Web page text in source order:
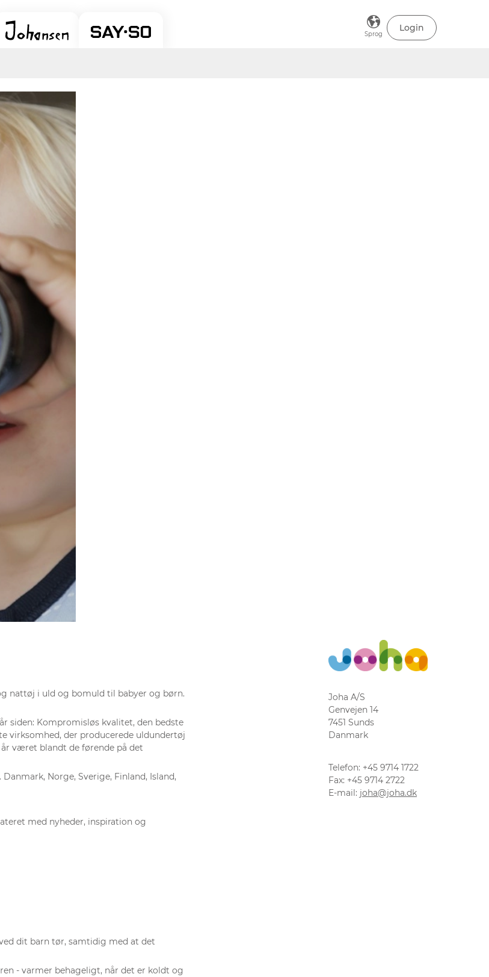
Sprog
Login
nattøj i uld og bomuld til babyer og børn.
siden: Kompromisløs kvalitet, den bedste
virksomhed, der producerede uldundertøj
været blandt de førende på det
Norge, Sverige, Finland, Island,
med nyheder, inspiration og
dit barn tør, samtidig med at det
- varmer behageligt, når det er koldt og
Joha A/S
Genvejen 14
7451 Sunds
Danmark
Telefon: +45 9714 1722
Fax: +45 9714 2722
E-mail: joha@joha.dk